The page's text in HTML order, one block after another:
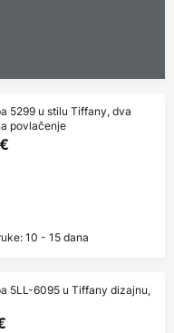
5299 u stilu Tiffany, dva
povlačenje
10 - 15 dana
5LL-6095 u Tiffany dizajnu,